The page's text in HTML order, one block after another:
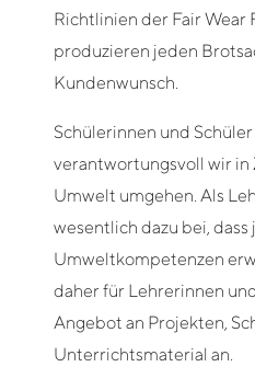
Richtlinien der Fair Wear
produzieren jeden
Kundenwunsch.
Schülerinnen und
verantwortungsvoll wir
Umwelt umgehen. Als
wesentlich dazu bei,
Umweltkompetenzen
daher für Lehrerinnen
Angebot an Projekten,
Unterrichtsmaterial an.